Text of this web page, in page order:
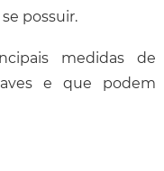
possuir.
medidas de
e que podem